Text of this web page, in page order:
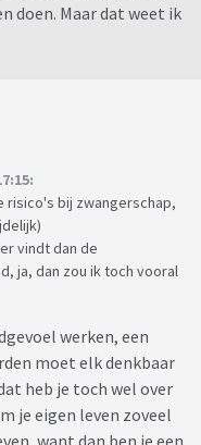
doen. Maar dat weet ik
risico's bij zwangerschap,
vindt dan de
ja, dan zou ik toch vooral
werken, een
moet elk denkbaar
heb je toch wel over
je eigen leven zoveel